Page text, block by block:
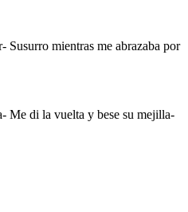
Susurro mientras me abrazaba por
Me di la vuelta y bese su mejilla-